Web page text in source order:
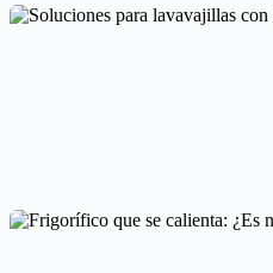
Por Qué Tu Horno Se Apaga a
Soluciones para lavavajillas